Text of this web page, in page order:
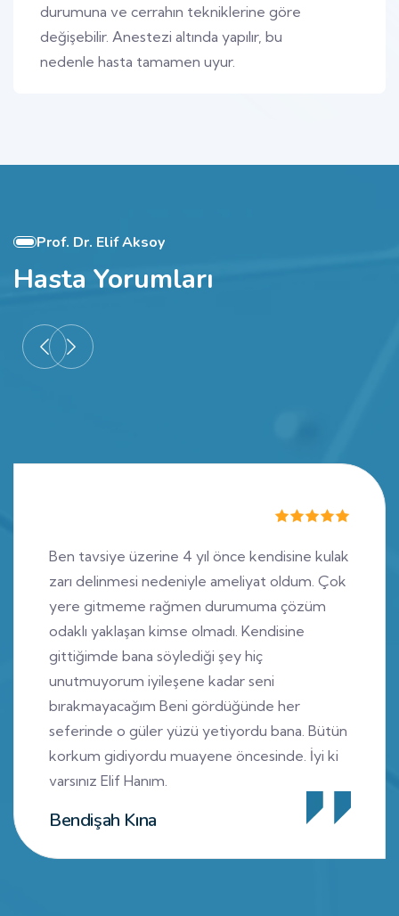
durumuna ve cerrahın tekniklerine göre
değişebilir. Anestezi altında yapılır, bu
nedenle hasta tamamen uyur.
Prof. Dr. Elif Aksoy
Hasta Yorumları
Ben tavsiye üzerine 4 yıl önce kendisine kulak
zarı delinmesi nedeniyle ameliyat oldum. Çok
yere gitmeme rağmen durumuma çözüm
odaklı yaklaşan kimse olmadı. Kendisine
gittiğimde bana söylediği şey hiç
unutmuyorum iyileşene kadar seni
bırakmayacağım Beni gördüğünde her
seferinde o güler yüzü yetiyordu bana. Bütün
korkum gidiyordu muayene öncesinde. İyi ki
varsınız Elif Hanım.
Bendişah Kına